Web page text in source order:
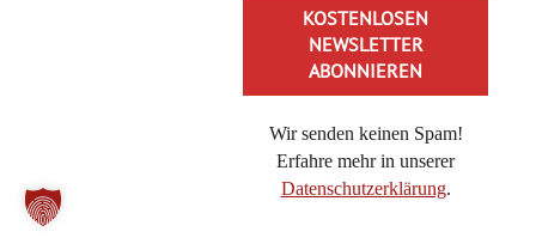
Wir senden keinen Spam!
Erfahre mehr in unserer
Datenschutzerklärung.